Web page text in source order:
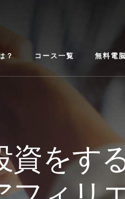
？ コース一覧 無料電
資をす